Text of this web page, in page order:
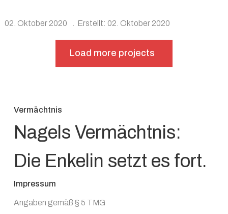
02. Oktober 2020 Erstellt: 02. Oktober 2020
Load more projects
Vermächtnis
Nagels Vermächtnis:
Die Enkelin setzt es fort.
Impressum
Angaben gemäß § 5 TMG